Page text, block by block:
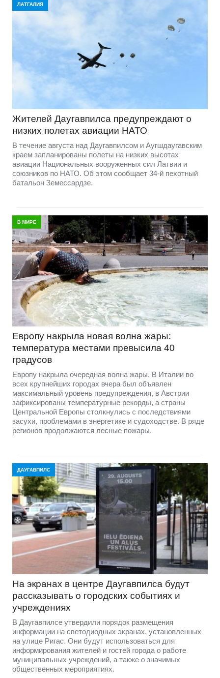
ЛАТГАЛИЯ
Жителей Даугавпилса предупреждают о
низких полетах авиации НАТО
В течение августа над Даугавпилсом и Аугшдаугавским
краем запланированы полеты на низких высотах
авиации Национальных вооруженных сил Латвии и
союзников по НАТО. Об этом сообщает 34-й пехотный
батальон Земессардзе.
В МИРЕ
Европу накрыла новая волна жары:
температура местами превысила 40
градусов
Европу накрыла очередная волна жары. В Италии во
всех крупнейших городах вчера был объявлен
максимальный уровень предупреждения, в Австрии
зафиксированы температурные рекорды, а страны
Центральной Европы столкнулись с последствиями
засухи, проблемами в энергетике и судоходстве. В ряде
регионов продолжаются лесные пожары.
ДАУГАВПИЛС
На экранах в центре Даугавпилса будут
рассказывать о городских событиях и
учреждениях
В Даугавпилсе утвердили порядок размещения
информации на светодиодных экранах, установленных
на улице Ригас. Они будут использоваться для
информирования жителей и гостей города о работе
муниципальных учреждений, а также о значимых
общественных мероприятиях.